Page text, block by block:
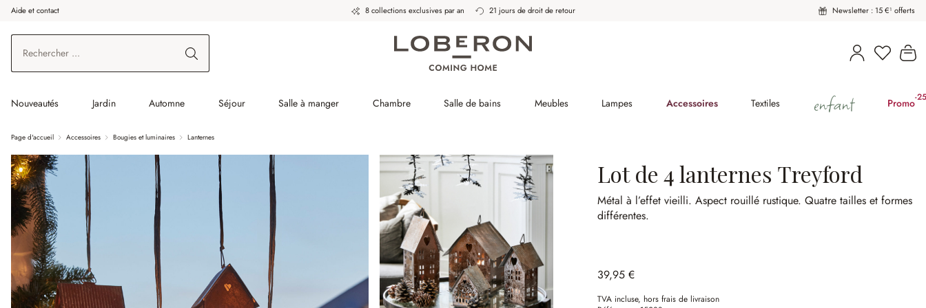
au contenu principal
Aller à la recherche
Aller à la navigation principale
Aide et contact 8 collections exclusives par an 21 jours de droit de retour Newsletter : 15 €¹ offerts
Vous
Nouveautés Jardin Automne Séjour Salle à manger Chambre Salle de bains Meubles Lampes Accessoires Textiles enfant Promo-
Page d'accueil Accessoires Bougies et luminaires Lanternes
Lot de 4 lanternes Treyford
Métal à l’effet vieilli.Aspect rouillé rustique.Quatre tailles et formes
différentes.
39,95 €
TVA incluse, hors frais de livraison